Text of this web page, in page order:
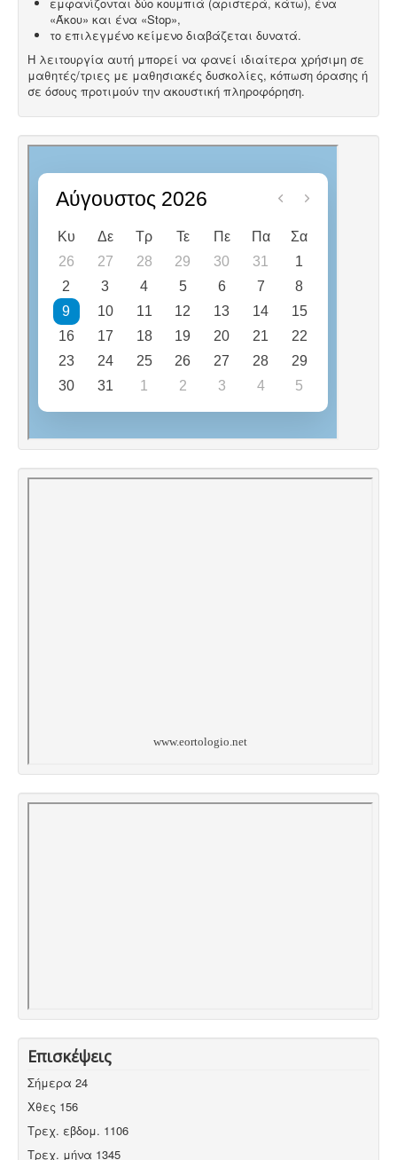
«Άκου» και ένα «Stop»,
το επιλεγμένο κείμενο διαβάζεται δυνατά.
Η λειτουργία αυτή μπορεί να φανεί ιδιαίτερα χρήσιμη σε
μαθητές/τριες με μαθησιακές δυσκολίες, κόπωση όρασης ή
σε όσους προτιμούν την ακουστική πληροφόρηση.
Επισκέψεις
Σήμερα 24
Χθες 156
Τρεχ. εβδομ. 1106
Τρεχ. μήνα 1345